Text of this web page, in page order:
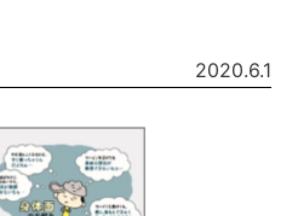
2020.6.1